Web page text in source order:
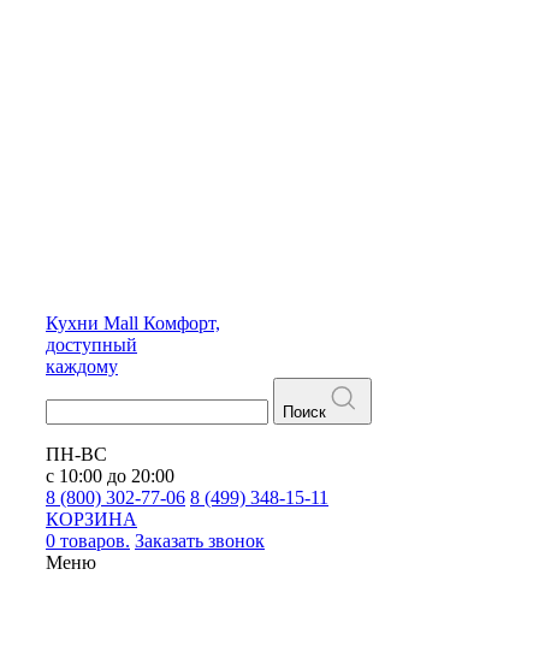
Кухни Mall Комфорт,
доступный
каждому
Поиск
ПН-ВС
с 10:00 до 20:00
8 (800) 302-77-06 8 (499) 348-15-11
КОРЗИНА
0 товаров. Заказать звонок
Меню